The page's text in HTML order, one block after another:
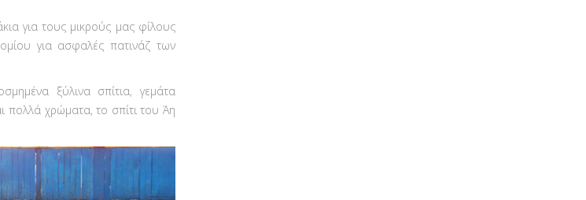
για τους μικρούς μας φίλους
για ασφαλές πατινάζ των
ξύλινα σπίτια, γεμάτα
πολλά χρώματα, το σπίτι του Άη